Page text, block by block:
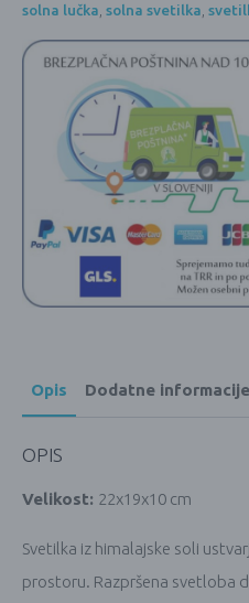
solna lučka solna svetilka
Opis Dodatne informacije
OPIS
Velikost: 22x19x10 cm
Svetilka iz himalajske soli
prostoru. Razpršena svetloba